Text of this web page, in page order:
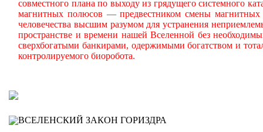
совместного плана по выходу из грядущего системного
магнитных полюсов — предвестником смены магнитных
человечества высшим разумом для устранения
пространстве и времени нашей Вселенной без
сверхбогатыми банкирами, одержимыми богатством и
контролируемого биоробота.
ВСЕЛЕНСКИЙ ЗАКОН ГОРИЗДРА